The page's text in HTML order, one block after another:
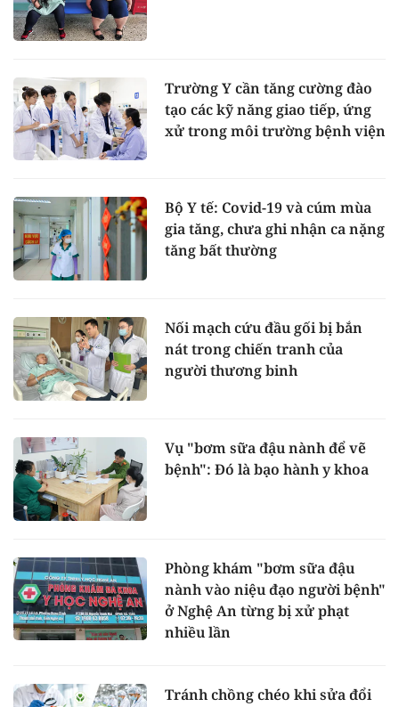
Trường Y cần tăng cường đào
tạo các kỹ năng giao tiếp, ứng
xử trong môi trường bệnh viện
Bộ Y tế: Covid-19 và cúm mùa
gia tăng, chưa ghi nhận ca nặng
tăng bất thường
Nối mạch cứu đầu gối bị bắn
nát trong chiến tranh của
người thương binh
Vụ "bơm sữa đậu nành để vẽ
bệnh": Đó là bạo hành y khoa
Phòng khám "bơm sữa đậu
nành vào niệu đạo người bệnh"
ở Nghệ An từng bị xử phạt
nhiều lần
Tránh chồng chéo khi sửa đổi